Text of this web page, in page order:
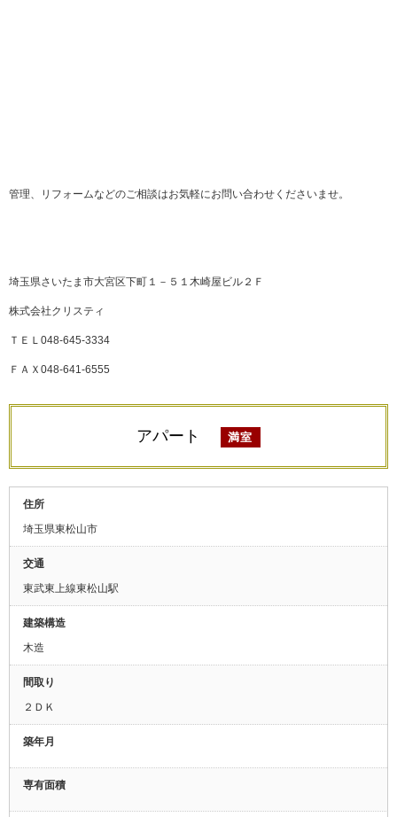
管理、リフォームなどのご相談はお気軽にお問い合わせくださいませ。
埼玉県さいたま市大宮区下町１－５１木崎屋ビル２Ｆ
株式会社クリスティ
ＴＥＬ048-645-3334
ＦＡＸ048-641-6555
アパート 満室
住所
埼玉県東松山市
交通
東武東上線東松山駅
建築構造
木造
間取り
２ＤＫ
築年月
専有面積